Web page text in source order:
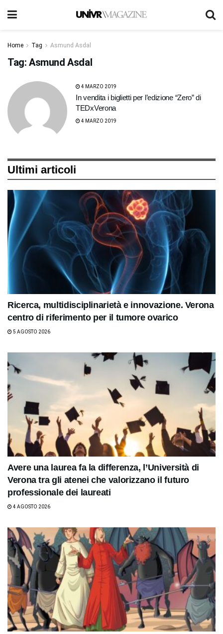
Home Tag Asmund Asdal
Tag: Asmund Asdal
4 MARZO 2019
In vendita i biglietti per l’edizione “Zero” di
TEDxVerona
4 MARZO 2019
Ultimi articoli
Ricerca, multidisciplinarietà e innovazione. Verona
centro di riferimento per il tumore ovarico
5 AGOSTO 2026
Avere una laurea fa la differenza, l’Università di
Verona tra gli atenei che valorizzano il futuro
professionale dei laureati
4 AGOSTO 2026